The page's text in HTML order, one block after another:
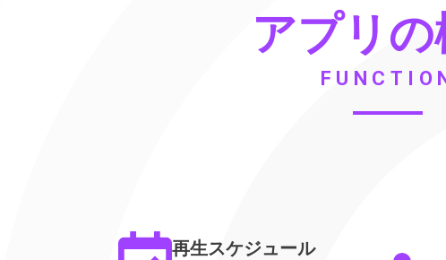
アプリ
再生スケジュール